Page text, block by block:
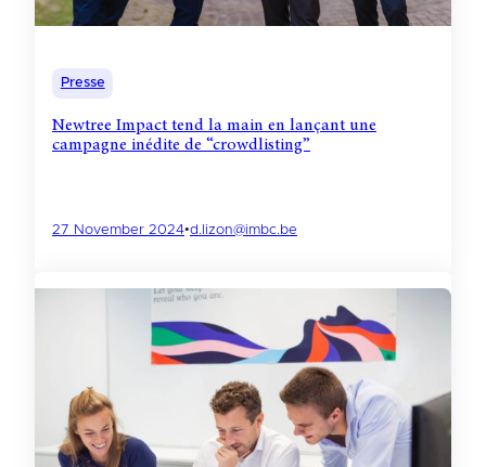
Presse
Newtree Impact tend la main en lançant une
campagne inédite de “crowdlisting”
27 November 2024•d.lizon@imbc.be